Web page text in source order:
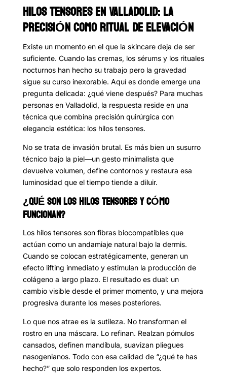
HILOS TENSORES EN VALLADOLID: LA
PRECISIÓN COMO RITUAL DE ELEVACIÓN
Existe un momento en el que la skincare deja de ser
suficiente. Cuando las cremas, los sérums y los rituales
nocturnos han hecho su trabajo pero la gravedad
sigue su curso inexorable. Aquí es donde emerge una
pregunta delicada: ¿qué viene después? Para muchas
personas en Valladolid, la respuesta reside en una
técnica que combina precisión quirúrgica con
elegancia estética: los hilos tensores.
No se trata de invasión brutal. Es más bien un susurro
técnico bajo la piel—un gesto minimalista que
devuelve volumen, define contornos y restaura esa
luminosidad que el tiempo tiende a diluir.
¿QUÉ SON LOS HILOS TENSORES Y CÓMO
FUNCIONAN?
Los hilos tensores son fibras biocompatibles que
actúan como un andamiaje natural bajo la dermis.
Cuando se colocan estratégicamente, generan un
efecto lifting inmediato y estimulan la producción de
colágeno a largo plazo. El resultado es dual: un
cambio visible desde el primer momento, y una mejora
progresiva durante los meses posteriores.
Lo que nos atrae es la sutileza. No transforman el
rostro en una máscara. Lo refinan. Realzan pómulos
cansados, definen mandíbula, suavizan pliegues
nasogenianos. Todo con esa calidad de “¿qué te has
hecho?” que solo responden los expertos.